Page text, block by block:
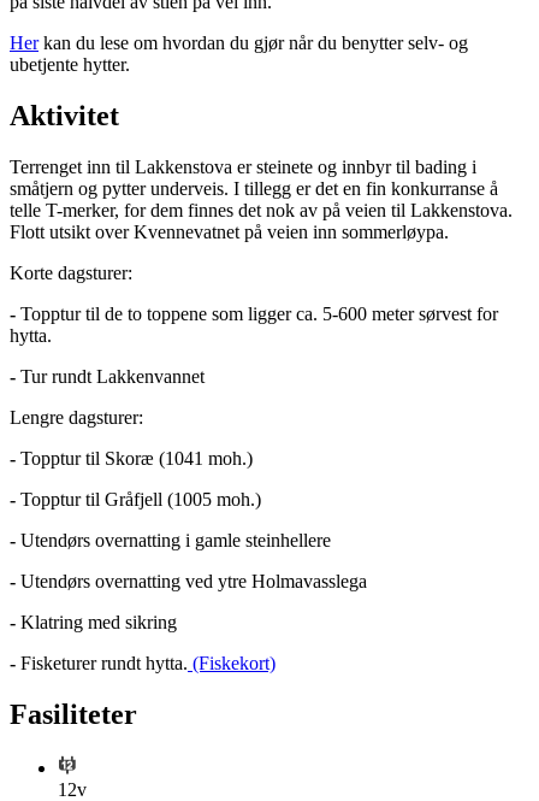
Herkan du lese om hvordan du gjør når du benytter selv- og
ubetjente hytter.
Aktivitet
Terrenget inn til Lakkenstova er steinete og innbyr til bading i
småtjern og pytter underveis. I tillegg er det en fin konkurranse å
telle T-merker, for dem finnes det nok av på veien til Lakkenstova.
Flott utsikt over Kvennevatnet på veien inn sommerløypa.
Korte dagsturer:
- Topptur til de to toppene som ligger ca. 5-600 meter sørvest for
hytta.
- Tur rundt Lakkenvannet
Lengre dagsturer:
- Topptur til Skoræ (1041 moh.)
- Topptur til Gråfjell (1005 moh.)
- Utendørs overnatting i gamle steinhellere
- Utendørs overnatting ved ytre Holmavasslega
- Klatring med sikring
- Fisketurer rundt hytta. (Fiskekort)
Fasiliteter
12v